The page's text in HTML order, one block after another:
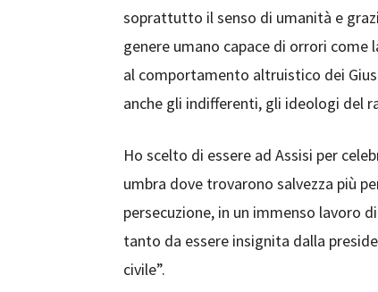
soprattutto il senso di umanità e
genere umano capace di orrori
al comportamento altruistico dei
anche gli indifferenti, gli ideologi del
Ho scelto di essere ad Assisi per
umbra dove trovarono salvezza più
persecuzione, in un immenso lavoro
tanto da essere insignita dalla
civile”.